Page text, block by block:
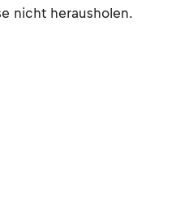
nicht herausholen.